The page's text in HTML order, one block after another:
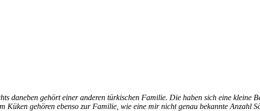
daneben gehört einer anderen türkischen Familie. Die haben sich eine kleine
Küken gehören ebenso zur Familie, wie eine mir nicht genau bekannte Anzahl